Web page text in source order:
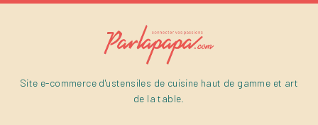
Site e-commerce d'ustensiles de cuisine haut de gamme et art
de la table.